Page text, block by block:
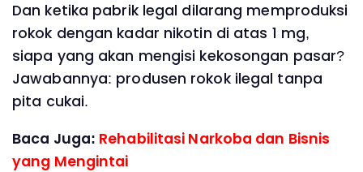
Dan ketika pabrik legal dilarang memproduksi
rokok dengan kadar nikotin di atas 1 mg,
siapa yang akan mengisi kekosongan pasar?
Jawabannya: produsen rokok ilegal tanpa
pita cukai.
Baca Juga: Rehabilitasi Narkoba dan Bisnis
yang Mengintai